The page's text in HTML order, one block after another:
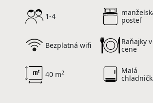
1-4
posteľ
Bezplatná wifi
Raňajky v
cene
40 m2
Malá